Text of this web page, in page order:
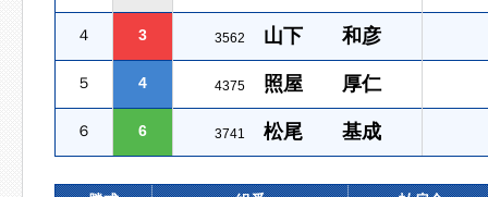
４ 3 3562 山下 和彦
５ 4 4375 照屋 厚仁
６ 6 3741 松尾 基成